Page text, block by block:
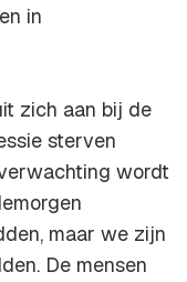
in
zich aan bij de
sterven
wordt
maar we zijn
De mensen